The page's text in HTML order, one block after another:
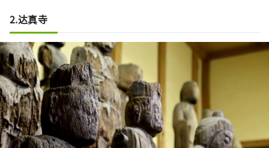
2.达真寺